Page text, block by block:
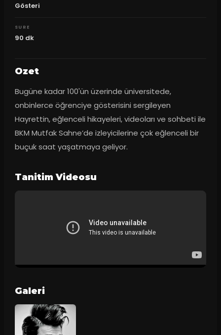
Gösteri
SURE
90 dk
Ozet
Bugüne kadar 100'ün üzerinde üniversitede,
onbinlerce öğrenciye gösterisini sergileyen
Hayrettin, eğlenceli hikayeleri, videoları ve sohbeti ile
BKM Mutfak Sahne’de izleyicilerine çok eğlenceli bir
buçuk saat yaşatmaya geliyor.
Tanitim Videosu
Galeri